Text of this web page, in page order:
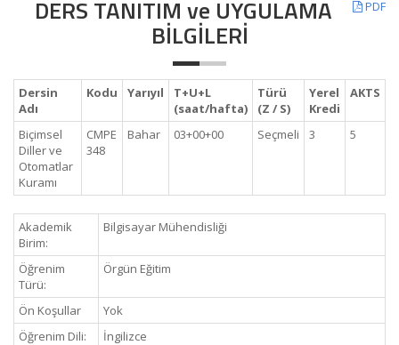
PDF
DERS TANITIM ve UYGULAMA
BİLGİLERİ
Dersin
Adı
Kodu Yarıyıl
T+U+L
(saat/hafta)
Türü
(Z / S)
Yerel
Kredi
AKTS
Biçimsel
Diller ve
Otomatlar
Kuramı
CMPE
348
Bahar 03+00+00 Seçmeli 3 5
Akademik
Birim:
Bilgisayar Mühendisliği
Öğrenim
Türü:
Örgün Eğitim
Ön Koşullar
Yok
Öğrenim Dili:
İngilizce